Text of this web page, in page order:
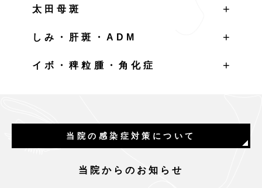
太田母斑
しみ・肝斑・ADM
イボ・稗粒腫・角化症
当院の感染症対策について
当院からのお知らせ